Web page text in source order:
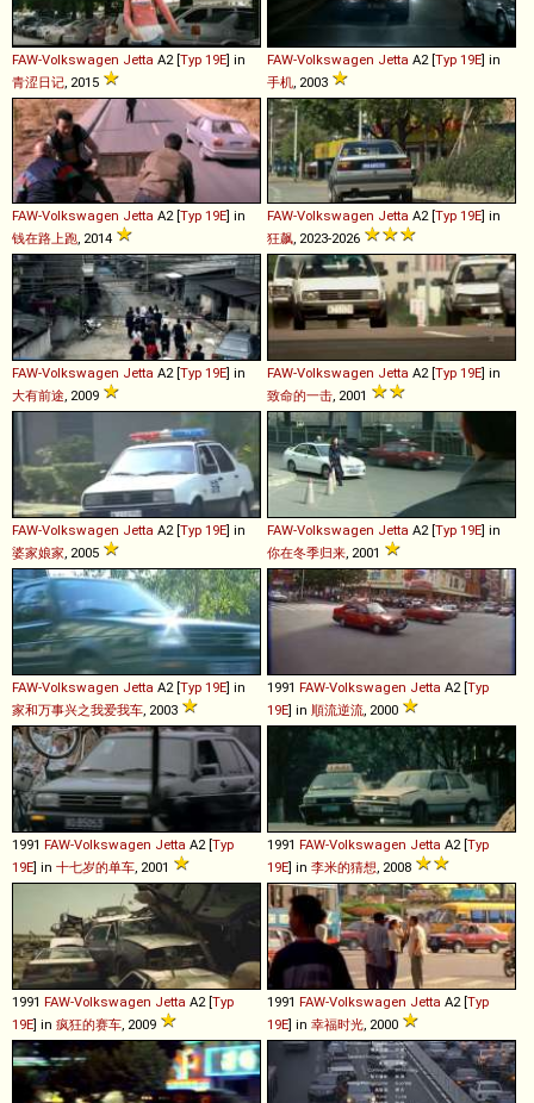
FAW-Volkswagen Jetta A2 [Typ 19E] in
青涩日记 , 2015
FAW-Volkswagen Jetta A2 [Typ 19E] in
手机 , 2003
FAW-Volkswagen Jetta A2 [Typ 19E] in
钱在路上跑, 2014
FAW-Volkswagen Jetta A2 [Typ 19E] in
狂飙, 2023-2026
FAW-Volkswagen Jetta A2 [Typ 19E] in
大有前途, 2009
FAW-Volkswagen Jetta A2 [Typ 19E] in
致命的一击, 2001
FAW-Volkswagen Jetta A2 [Typ 19E] in
婆家娘家, 2005
FAW-Volkswagen Jetta A2 [Typ 19E] in
你在冬季归来, 2001
FAW-Volkswagen Jetta A2 [Typ 19E] in
家和万事兴之我爱我车, 2003
1991 FAW-Volkswagen Jetta A2 [Typ
19E] in 順流逆流, 2000
1991 FAW-Volkswagen Jetta A2 [Typ
19E] in 十七岁的单车, 2001
1991 FAW-Volkswagen Jetta A2 [Typ
19E] in 李米的猜想, 2008
1991 FAW-Volkswagen Jetta A2 [Typ
19E] in 疯狂的赛车, 2009
1991 FAW-Volkswagen Jetta A2 [Typ
19E] in 幸福时光, 2000